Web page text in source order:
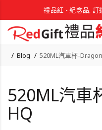
禮品紅 - 紀念品, 訂
Blog 520ML汽車杯-
520ML汽車
HQ